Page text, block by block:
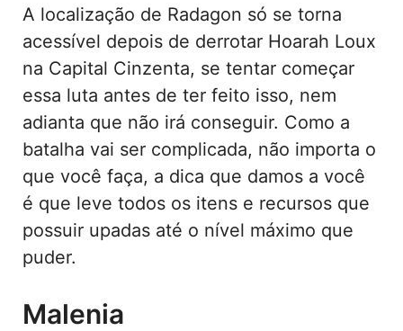
A localização de Radagon só se torna
acessível depois de derrotar Hoarah Loux
na Capital Cinzenta, se tentar começar
essa luta antes de ter feito isso, nem
adianta que não irá conseguir. Como a
batalha vai ser complicada, não importa o
que você faça, a dica que damos a você
é que leve todos os itens e recursos que
possuir upadas até o nível máximo que
puder.
Malenia